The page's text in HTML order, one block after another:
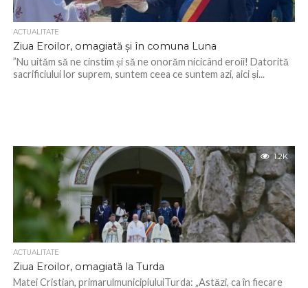
ACTUALITATE
Ziua Eroilor, omagiată și în comuna Luna
”Nu uităm să ne cinstim și să ne onorăm nicicând eroii! Datorită
sacrificiului lor suprem, suntem ceea ce suntem azi, aici și...
1.2K
ACTUALITATE
Ziua Eroilor, omagiată la Turda
Matei Cristian, primarulmunicipiuluiTurda: „Astăzi, ca în fiecare